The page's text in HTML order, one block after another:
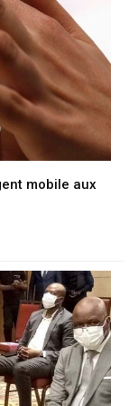
mobile aux